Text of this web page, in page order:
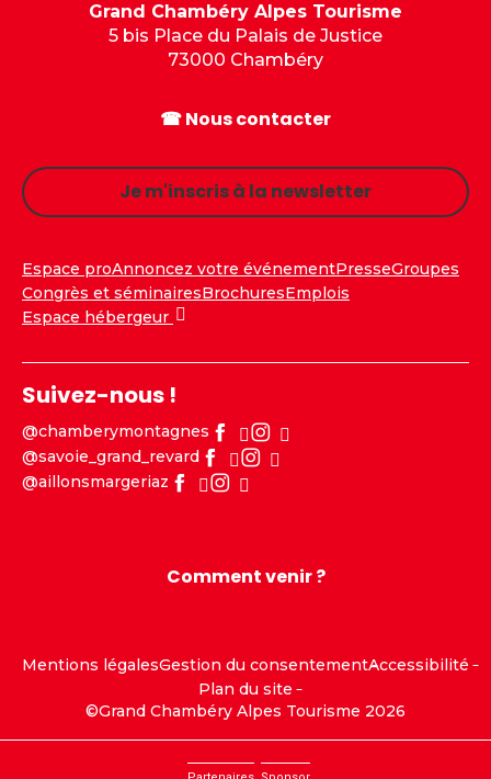
Grand Chambéry Alpes Tourisme
5 bis Place du Palais de Justice
73000 Chambéry
☎ Nous contacter
Je m'inscris à la newsletter
Espace proAnnoncez votre événementPresseGroupes
Congrès et séminairesBrochuresEmplois
Espace hébergeur
Suivez-nous !
@chamberymontagnes
@savoie_grand_revard
@aillonsmargeriaz
Comment venir ?
Mentions légalesGestion du consentementAccessibilité
Plan du site
©Grand Chambéry Alpes Tourisme 2026